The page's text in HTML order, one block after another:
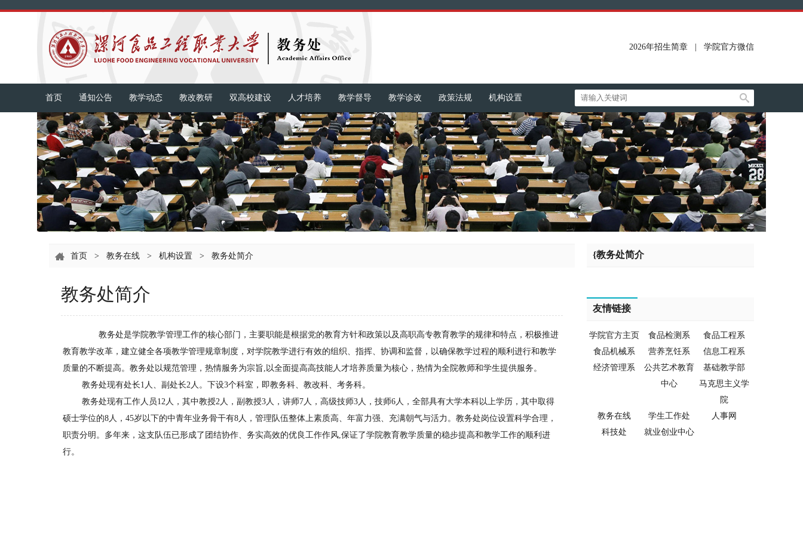
2026年招生简章 学院官方微信
首页 通知公告 教学动态 教改教研 双高校建设 人才培养 教学督导 教学诊改 政策法规 机构设置
首页 > 教务在线 > 机构设置 > 教务处简介
教务处简介
教务处是学院教学管理工作的核心部门，主要职能是根据党的教育方针和政策以及高职高专教育教学的规律和特点，积极推进
教育教学改革，建立健全各项教学管理规章制度，对学院教学进行有效的组织、指挥、协调和监督，以确保教学过程的顺利进行和教学
质量的不断提高。教务处以规范管理，热情服务为宗旨,以全面提高高技能人才培养质量为核心，热情为全院教师和学生提供服务。
教务处现有处长1人、副处长2人。下设3个科室，即教务科、教改科、考务科。
教务处现有工作人员12人，其中教授2人，副教授3人，讲师7人，高级技师3人，技师6人，全部具有大学本科以上学历，其中取得
硕士学位的8人，45岁以下的中青年业务骨干有8人，管理队伍整体上素质高、年富力强、充满朝气与活力。教务处岗位设置科学合理，
职责分明。多年来，这支队伍已形成了团结协作、务实高效的优良工作作风,保证了学院教育教学质量的稳步提高和教学工作的顺利进
行。
{教务处简介
友情链接
学院官方主页 食品检测系
食品工程系
食品机械系
营养烹饪系
信息工程系
经济管理系
公共艺术教育
中心
基础教学部
马克思主义学
院
教务在线
学生工作处
人事网
科技处
就业创业中心